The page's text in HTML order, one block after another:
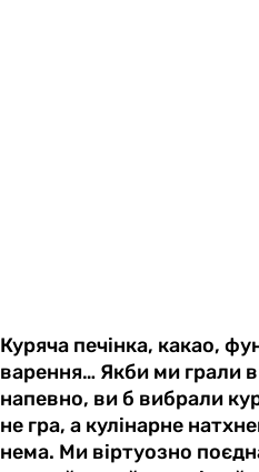
Куряча печінка, какао,
варення… Якби ми грали
напевно, ви б вибрали
не гра, а кулінарне
нема. Ми віртуозно